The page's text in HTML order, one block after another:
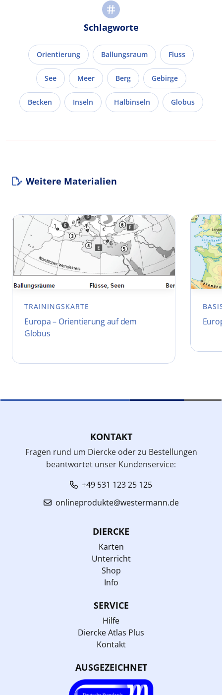
Schlagworte
Orientierung Ballungsraum Fluss
See Meer Berg Gebirge
Becken Inseln Halbinseln Globus
Weitere Materialien
TRAININGSKARTE
Europa – Orientierung auf dem
Globus
KONTAKT
Fragen rund um Diercke oder zu Bestellungen
beantwortet unser Kundenservice:
+49 531 123 25 125
onlineprodukte@westermann.de
DIERCKE
Karten
Unterricht
Shop
Info
SERVICE
Hilfe
Diercke Atlas Plus
Kontakt
AUSGEZEICHNET